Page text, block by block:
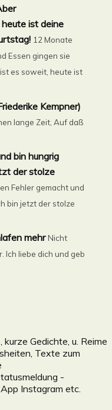
ist deine
12 Monate
Essen gingen sie
es soweit, heute ist
Kempner)
lange Zeit, Auf daß
bin hungrig
der stolze
Fehler gemacht und
bin jetzt der stolze
mehr Nicht
Ich liebe dich und geb
Gedichte, u. Reime
Texte zum
-
Instagram etc.